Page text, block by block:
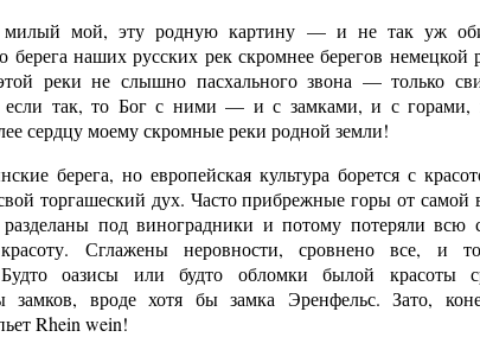
милый мой, эту родную картину — и не так уж
берега наших русских рек скромнее берегов немецкой
реки не слышно пасхального звона — только
если так, то Бог с ними — и с замками, и с горами,
сердцу моему скромные реки родной земли!
берега, но европейская культура борется с
торгашеский дух. Часто прибрежные горы от самой
под виноградники и потому потеряли всю
Сглажены неровности, сровнено все, и
оазисы или будто обломки былой красоты
замков, вроде хотя бы замка Эренфельс. Зато,
Rhein wein!